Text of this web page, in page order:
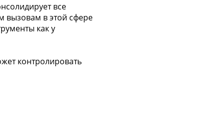
все
вызовам в этой сфере
как у
контролировать